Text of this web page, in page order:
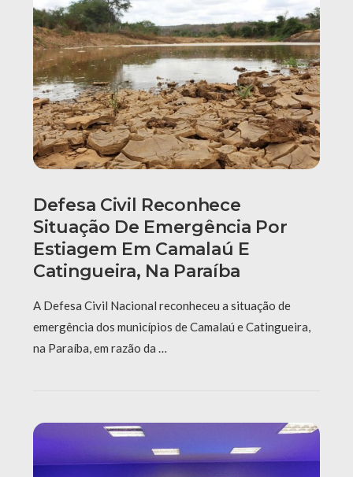
Defesa Civil Reconhece
Situação De Emergência Por
Estiagem Em Camalaú E
Catingueira, Na Paraíba
A Defesa Civil Nacional reconheceu a situação de
emergência dos municípios de Camalaú e Catingueira,
na Paraíba, em razão da …